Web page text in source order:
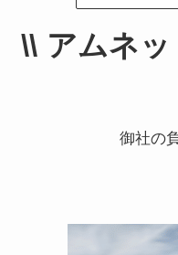
\\ アムネ
御社の